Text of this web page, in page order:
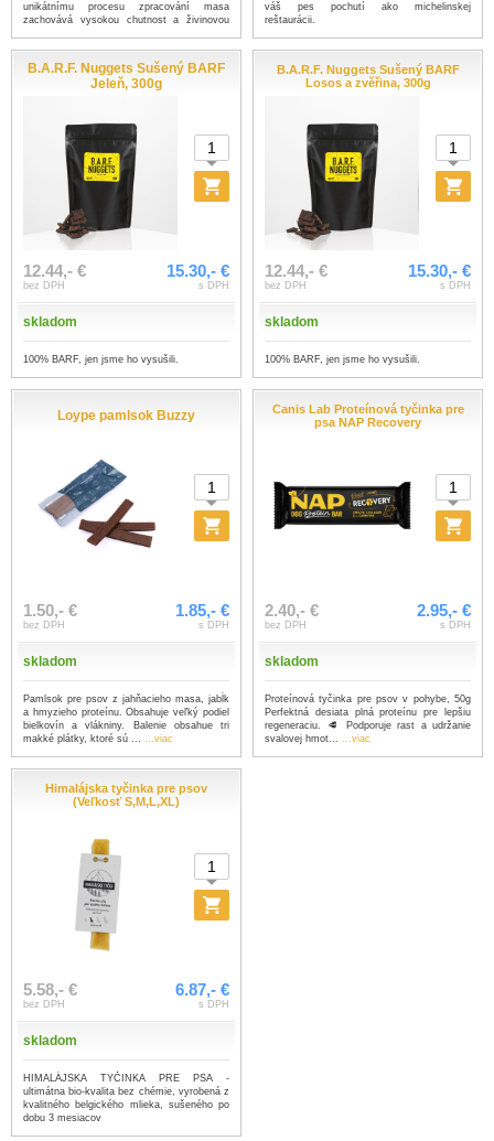
unikátnímu procesu zpracování masa
zachovává vysokou chutnost a živinovou
váš pes pochutí ako michelinskej
reštaurácii.
B.A.R.F. Nuggets Sušený BARF
Jeleň, 300g
12.44,- €
bez DPH
15.30,- €
s DPH
skladom
100% BARF, jen jsme ho vysušili.
B.A.R.F. Nuggets Sušený BARF
Losos a zvěřina, 300g
12.44,- €
bez DPH
15.30,- €
s DPH
skladom
100% BARF, jen jsme ho vysušili.
Loype pamlsok Buzzy
1.50,- €
bez DPH
1.85,- €
s DPH
skladom
Pamlsok pre psov z jahňacieho masa, jabĺk
a hmyzieho proteínu. Obsahuje veľký podiel
bielkovín a vlákniny. Balenie obsahue tri
makké plátky, ktoré sú ... ...viac
Canis Lab Proteínová tyčinka pre
psa NAP Recovery
2.40,- €
bez DPH
2.95,- €
s DPH
skladom
Proteínová tyčinka pre psov v pohybe, 50g
Perfektná desiata plná proteínu pre lepšiu
regeneraciu. 🥩 Podporuje rast a udržanie
svalovej hmot... ...viac
Himalájska tyčinka pre psov
(Veľkosť S,M,L,XL)
5.58,- €
bez DPH
6.87,- €
s DPH
skladom
HIMALÁJSKA TYČINKA PRE PSA -
ultimátna bio-kvalita bez chémie, vyrobená z
kvalitného belgického mlieka, sušeného po
dobu 3 mesiacov